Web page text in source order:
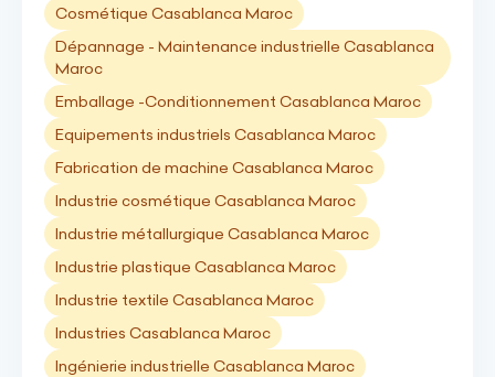
Cosmétique Casablanca Maroc
Dépannage - Maintenance industrielle Casablanca
Maroc
Emballage -Conditionnement Casablanca Maroc
Equipements industriels Casablanca Maroc
Fabrication de machine Casablanca Maroc
Industrie cosmétique Casablanca Maroc
Industrie métallurgique Casablanca Maroc
Industrie plastique Casablanca Maroc
Industrie textile Casablanca Maroc
Industries Casablanca Maroc
Ingénierie industrielle Casablanca Maroc